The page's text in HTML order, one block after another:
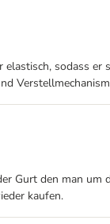
sodass er
Gurt den man um
kaufen.